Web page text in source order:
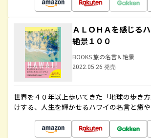
ＡＬＯＨＡを感じる
絶景１００
BOOKS 旅の名言＆絶景
2022.05.26 発売
世界を４０年以上歩いてきた「地球の歩き
けする、人生を輝かせるハワイの名言と癒